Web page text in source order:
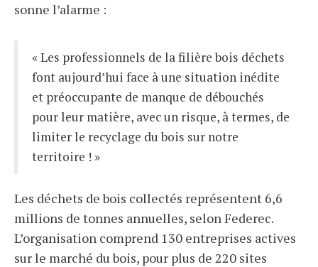
sonne l’alarme :
« Les professionnels de la filière bois déchets
font aujourd’hui face à une situation inédite
et préoccupante de manque de débouchés
pour leur matière, avec un risque, à termes, de
limiter le recyclage du bois sur notre
territoire ! »
Les déchets de bois collectés représentent 6,6
millions de tonnes annuelles, selon Federec.
L’organisation comprend 130 entreprises actives
sur le marché du bois, pour plus de 220 sites